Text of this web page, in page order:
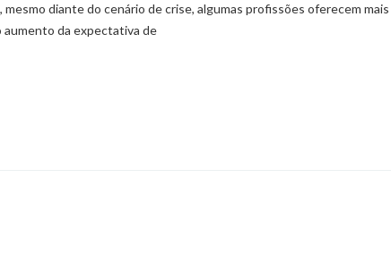
diante do cenário de crise, algumas profissões oferecem mais
aumento da expectativa de